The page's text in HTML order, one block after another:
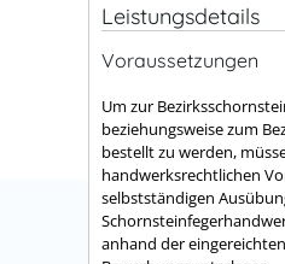
Leistungsdetails
Voraussetzungen
Um zur
beziehungsweise zum
bestellt zu werden,
handwerksrechtlichen
selbstständigen
anhand der eingereichten